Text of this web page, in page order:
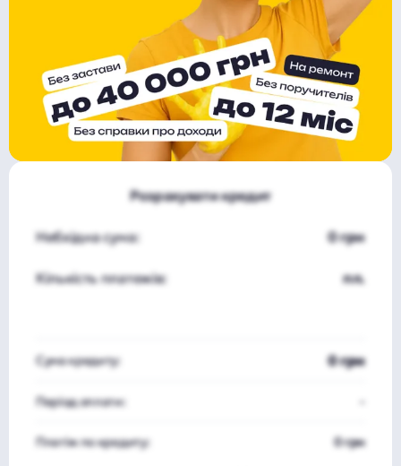
Розрахувати кредит
Небхідна сума: 0 грн
Кількість платежів: пл.
Сума кредиту: 0 грн
Період оплати:
Платіж по кредиту: 0 грн